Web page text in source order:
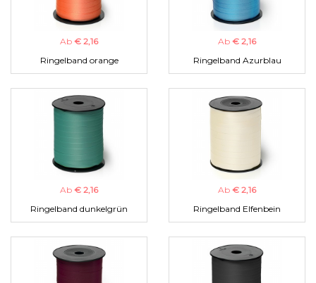
Ab € 2,16
Ringelband orange
Ab € 2,16
Ringelband Azurblau
Ab € 2,16
Ringelband dunkelgrün
Ab € 2,16
Ringelband Elfenbein